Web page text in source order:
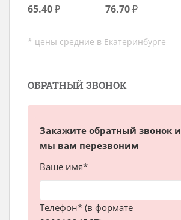
65.40₽
76.70₽
* цены средние в Екатеринбурге
ОБРАТНЫЙ ЗВОНОК
Закажите обратный звонок и
мы вам перезвоним
Ваше имя*
Телефон* (в формате